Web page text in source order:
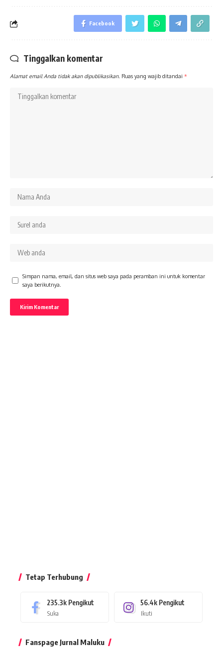
Facebook
Tinggalkan komentar
Alamat email Anda tidak akan dipublikasikan. Ruas yang wajib ditandai *
Simpan nama, email, dan situs web saya pada peramban ini untuk komentar
saya berikutnya.
Tetap Terhubung
235.3k Pengikut
Suka
56.4k Pengikut
Ikuti
Fanspage Jurnal Maluku